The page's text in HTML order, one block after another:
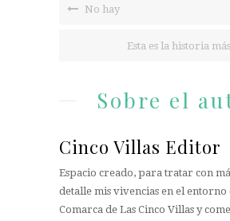
No hay
Esta es la historia
Sobre el
Cinco Villas Editor
Espacio creado, para tratar con
detalle mis vivencias en el entorno
Comarca de Las Cinco Villas y